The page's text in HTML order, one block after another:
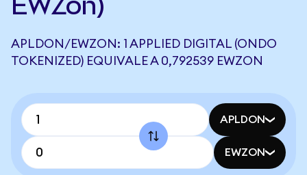
APLDON/EWZON: 1 APPLIED DIGITAL (ONDO
TOKENIZED) EQUIVALE A 0,792539 EWZON
APLDON
EWZON